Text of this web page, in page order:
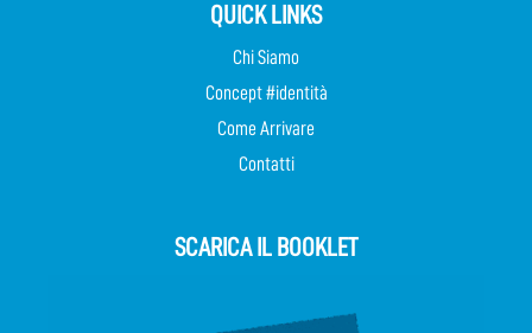
QUICK LINKS
Chi Siamo
Concept #identità
Come Arrivare
Contatti
SCARICA IL BOOKLET